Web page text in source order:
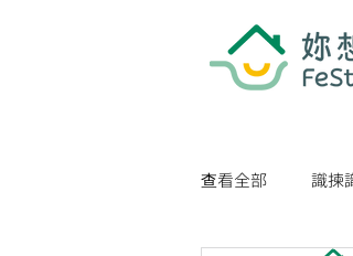
查看全部 識揀